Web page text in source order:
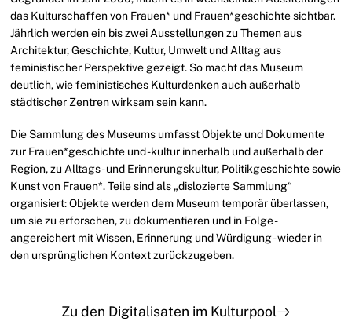
das Kulturschaffen von Frauen* und Frauen*geschichte sichtbar.
Jährlich werden ein bis zwei Ausstellungen zu Themen aus
Architektur, Geschichte, Kultur, Umwelt und Alltag aus
feministischer Perspektive gezeigt. So macht das Museum
deutlich, wie feministisches Kulturdenken auch außerhalb
städtischer Zentren wirksam sein kann.
Die Sammlung des Museums umfasst Objekte und Dokumente
zur Frauen*geschichte und -kultur innerhalb und außerhalb der
Region, zu Alltags- und Erinnerungskultur, Politikgeschichte sowie
Kunst von Frauen*. Teile sind als „dislozierte Sammlung“
organisiert: Objekte werden dem Museum temporär überlassen,
um sie zu erforschen, zu dokumentieren und in Folge -
angereichert mit Wissen, Erinnerung und Würdigung - wieder in
den ursprünglichen Kontext zurückzugeben.
Zu den Digitalisaten im Kulturpool